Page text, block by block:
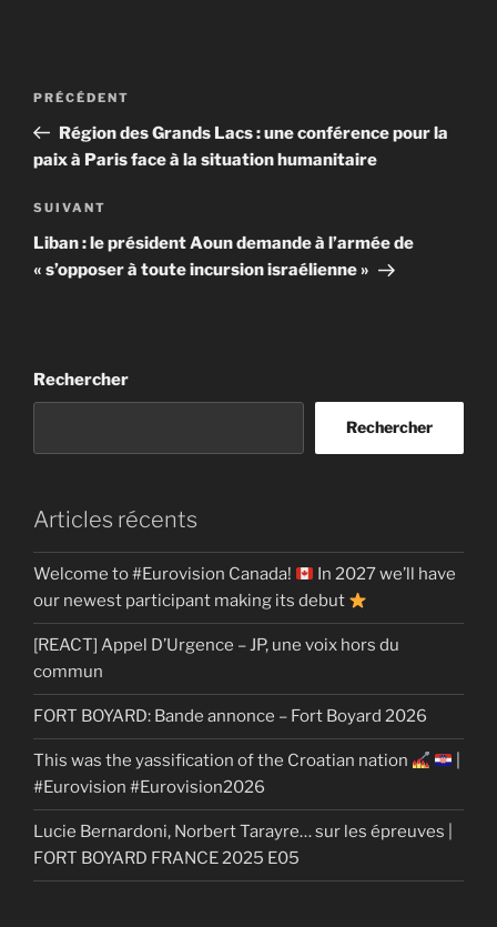
Navigation
l’article
Article
précédent
PRÉCÉDENT
Région des Grands Lacs : une conférence pour la
paix à Paris face à la situation humanitaire
Article
suivant
SUIVANT
Liban : le président Aoun demande à l’armée de
« s’opposer à toute incursion israélienne »
Rechercher
Rechercher
Articles récents
Welcome to #Eurovision Canada!
In 2027 we’ll have
our newest participant making its debut
[REACT] Appel D’Urgence – JP, une voix hors du
commun
FORT BOYARD: Bande annonce – Fort Boyard 2026
This was the yassification of the Croatian nation
#Eurovision #Eurovision2026
Lucie Bernardoni, Norbert Tarayre… sur les épreuves |
FORT BOYARD FRANCE 2025 E05